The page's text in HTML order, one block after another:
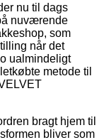
nu til dags
nuværende
som
når det
ualmindeligt
metode til
bragt hjem til
bliver som